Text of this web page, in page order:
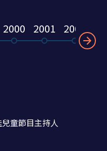
2000 2001 2002
童節目主持人